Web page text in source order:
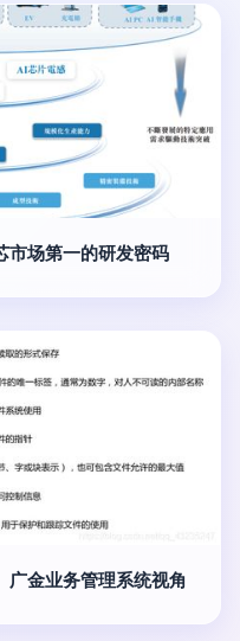
市场第一的研发密码
广金业务管理系统视角